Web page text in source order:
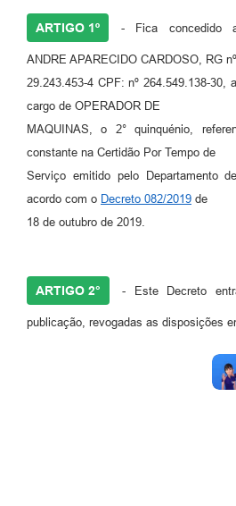
ARTIGO 1º - Fica concedido
ANDRE APARECIDO CARDOSO, RG nº.
29.243.453-4 CPF: nº 264.549.138-30,
cargo de OPERADOR DE
MAQUINAS, o 2° quinquénio,
constante na Certidão Por Tempo de
Serviço emitido pelo Departamento
acordo com o Decreto 082/2019 de
18 de outubro de 2019.
ARTIGO 2° - Este Decreto
publicação, revogadas as disposições